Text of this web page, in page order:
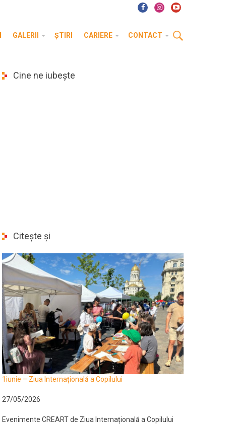
GALERII ȘTIRI CARIERE CONTACT
Cine ne iubește
Citește și
1iunie – Ziua Internațională a Copilului
27/05/2026
Evenimente CREART de Ziua Internațională a Copilului